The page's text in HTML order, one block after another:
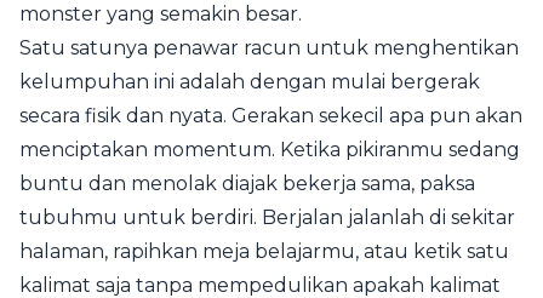
monster yang semakin besar.
Satu satunya penawar racun untuk menghentikan
kelumpuhan ini adalah dengan mulai bergerak
secara fisik dan nyata. Gerakan sekecil apa pun akan
menciptakan momentum. Ketika pikiranmu sedang
buntu dan menolak diajak bekerja sama, paksa
tubuhmu untuk berdiri. Berjalan jalanlah di sekitar
halaman, rapihkan meja belajarmu, atau ketik satu
kalimat saja tanpa mempedulikan apakah kalimat